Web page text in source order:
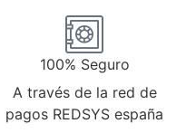
100% Seguro
A través de la red de
pagos REDSYS españa